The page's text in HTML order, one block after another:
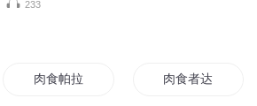
233
肉食帕拉 肉食者达